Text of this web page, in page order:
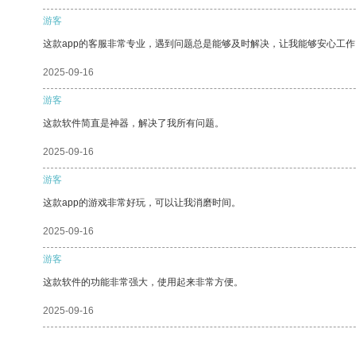
游客
这款app的客服非常专业，遇到问题总是能够及时解决，让我能够安心工
2025-09-16
游客
这款软件简直是神器，解决了我所有问题。
2025-09-16
游客
这款app的游戏非常好玩，可以让我消磨时间。
2025-09-16
游客
这款软件的功能非常强大，使用起来非常方便。
2025-09-16